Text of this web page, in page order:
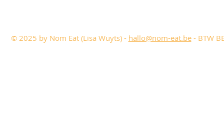
© 2025 by Nom Eat (Lisa Wuyts) - hallo@nom-eat.be- BTW